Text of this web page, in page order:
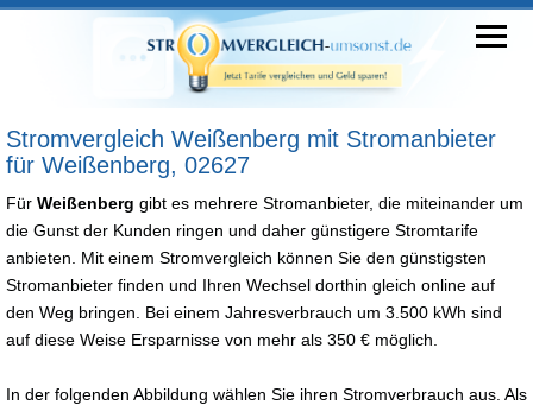
Stromvergleich Weißenberg mit Stromanbieter
für Weißenberg, 02627
Für Weißenberg gibt es mehrere Stromanbieter, die miteinander um
die Gunst der Kunden ringen und daher günstigere Stromtarife
anbieten. Mit einem Stromvergleich können Sie den günstigsten
Stromanbieter finden und Ihren Wechsel dorthin gleich online auf
den Weg bringen. Bei einem Jahresverbrauch um 3.500 kWh sind
auf diese Weise Ersparnisse von mehr als 350 € möglich.
In der folgenden Abbildung wählen Sie ihren Stromverbrauch aus. Als